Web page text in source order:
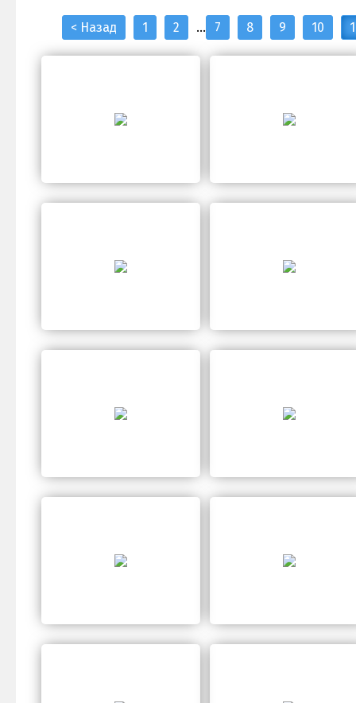
< Назад 1 2 ... 7 8 9 10